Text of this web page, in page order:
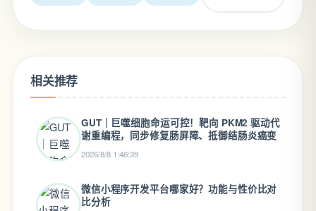
相关推荐
GUT｜巨噬细胞命运可控！靶向 PKM2 驱动代
谢重编程，同步修复肠屏障、抵御结肠炎癌变
2026/8/8 1:46:39
微信小程序开发平台哪家好？功能与性价比对
比分析